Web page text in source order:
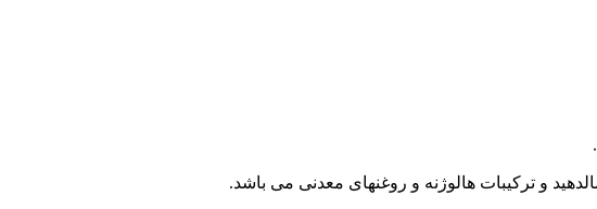
و ترکیبات هالوژنه و روغنهای معدنی می باشد.